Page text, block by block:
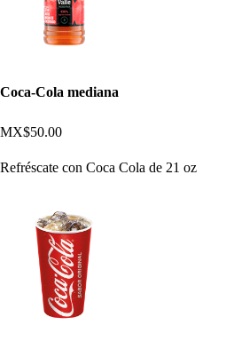
Coca-Cola mediana
MX$50.00
Refréscate con Coca Cola de 21 oz